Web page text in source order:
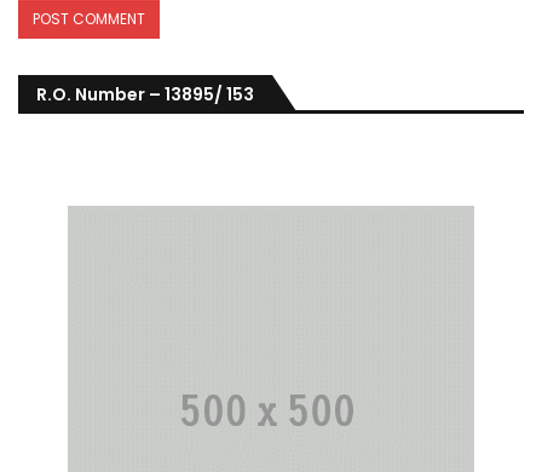
R.O. Number – 13895/ 153